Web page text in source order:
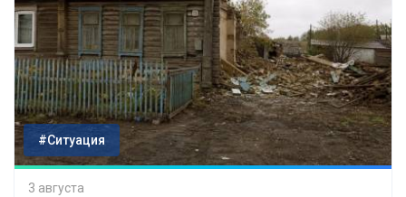
#Ситуация
3 августа